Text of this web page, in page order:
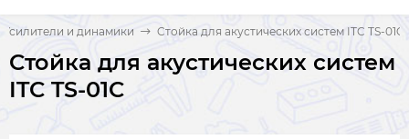
Усилители и динамики Cтойка для акустических систем ITC TS-01C
Cтойка для акустических систем
ITC TS-01C